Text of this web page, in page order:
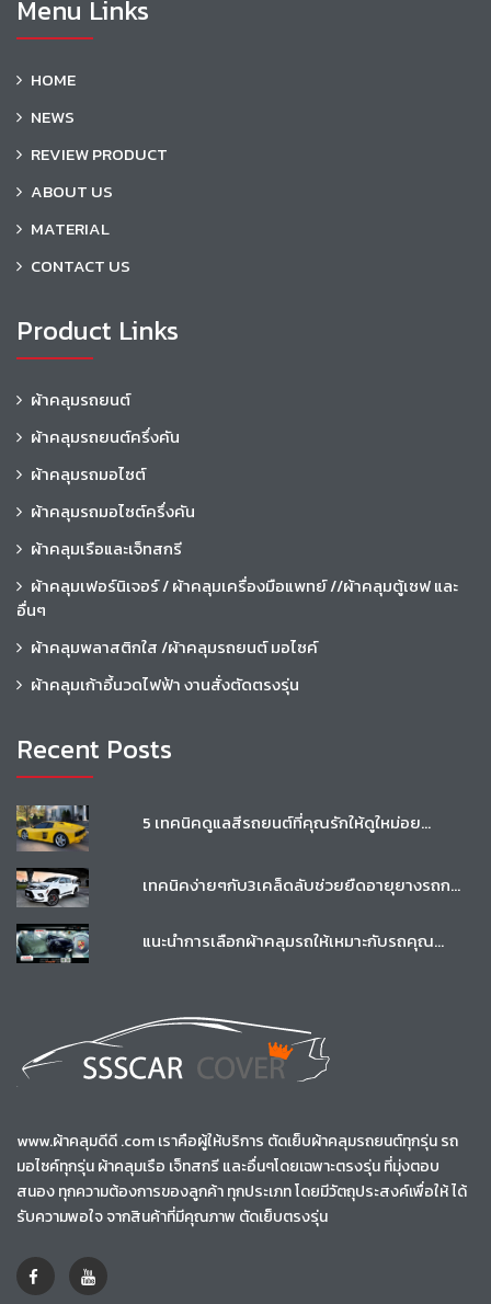
Menu Links
HOME
NEWS
REVIEW PRODUCT
ABOUT US
MATERIAL
CONTACT US
Product Links
ผ้าคลุมรถยนต์
ผ้าคลุมรถยนต์ครึ่งคัน
ผ้าคลุมรถมอไซต์
ผ้าคลุมรถมอไซต์ครึ่งคัน
ผ้าคลุมเรือและเจ็ทสกรี
ผ้าคลุมเฟอร์นิเจอร์ / ผ้าคลุมเครื่องมือแพทย์ //ผ้าคลุมตู้เซฟ และ
อื่นๆ
ผ้าคลุมพลาสติกใส /ผ้าคลุมรถยนต์ มอไซค์
ผ้าคลุมเก้าอี้นวดไฟฟ้า งานสั่งตัดตรงรุ่น
Recent Posts
5 เทคนิคดูแลสีรถยนต์ที่คุณรักให้ดูใหม่อย...
เทคนิคง่ายๆกับ3เคล็ดลับช่วยยืดอายุยางรถก...
แนะนำการเลือกผ้าคลุมรถให้เหมาะกับรถคุณ...
www.ผ้าคลุมดีดี .com เราคือผู้ให้บริการ ตัดเย็บผ้าคลุมรถยนต์ทุกรุ่น รถ
มอไซค์ทุกรุ่น ผ้าคลุมเรือ เจ็ทสกรี และอื่นๆโดยเฉพาะตรงรุ่น ที่มุ่งตอบ
สนอง ทุกความต้องการของลูกค้า ทุกประเภท โดยมีวัตถุประสงค์เพื่อให้ ได้
รับความพอใจ จากสินค้าที่มีคุณภาพ ตัดเย็บตรงรุ่น